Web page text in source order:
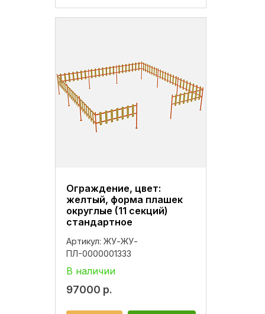
Ограждение, цвет:
желтый, форма плашек
округлые (11 секций)
стандартное
Артикул: ЖУ-ЖУ-
ПЛ-0000001333
В наличии
97000 р.